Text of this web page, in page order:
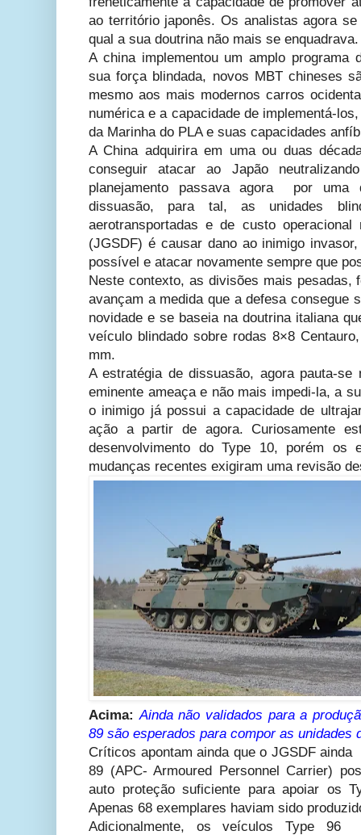
ao território japonês. Os analistas agora
qual a sua doutrina não mais se enquadrava.
A china implementou um amplo programa
sua força blindada, novos MBT chineses
mesmo aos mais modernos carros
numérica e a capacidade de implementá-
da Marinha do PLA e suas capacidades
A China adquirira em uma ou duas
conseguir atacar ao Japão
planejamento passava agora por uma
dissuasão, para tal, as unidades
aerotransportadas e de custo
(JGSDF) é causar dano ao inimigo
possível e atacar novamente sempre que
Neste contexto, as divisões mais pesadas,
avançam a medida que a defesa consegue
novidade e se baseia na doutrina italiana
veículo blindado sobre rodas 8×8
mm.
A estratégia de dissuasão, agora pauta-se
eminente ameaça e não mais impedi-la, a
o inimigo já possui a capacidade de
ação a partir de agora. Curiosamente
desenvolvimento do Type 10, porém os
mudanças recentes exigiram uma revisão
Acima:Ainda não validados para a
89 são esperados para compor as unidades
Críticos apontam ainda que o JGSDF
89 (APC- Armoured Personnel Carrier)
auto proteção suficiente para apoiar os
Apenas 68 exemplares haviam sido
Adicionalmente, os veículos Type 96